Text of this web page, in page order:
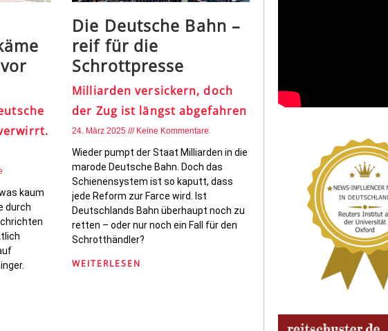
kaum
durch
Die Deutsche Bahn –
reif für die
Schrottpresse
Milliarden versickern, doch
der Zug ist längst abgefahren
24. März 2025 Keine Kommentare
Wieder pumpt der Staat Milliarden in die
marode Deutsche Bahn. Doch das
Schienensystem ist so kaputt, dass
jede Reform zur Farce wird. Ist
Deutschlands Bahn überhaupt noch zu
retten – oder nur noch ein Fall für den
Schrotthändler?
WEITERLESEN